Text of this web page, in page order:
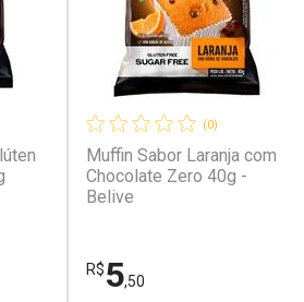
(0)
Muffin Sabor Laranja com
Chocolate Zero 40g -
Belive
R$5,50